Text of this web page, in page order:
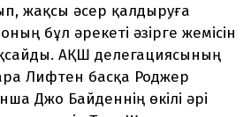
жақсы әсер қалдыруға
бұл әрекеті әзірге жемісін
АҚШ делегациясының
Лифтен басқа Роджер
Джо Байденнің өкілі әрі